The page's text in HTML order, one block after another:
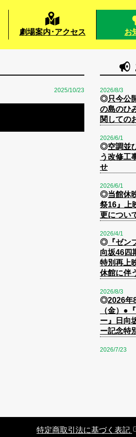
劇場案内･アクセス お
2025/10/23 2026/8/3
◎只今公
の島のひ
関しての
2026/6/1
◎空調並
う改修工
せ
2026/6/1
◎当館休
祭16』上
更につい
2026/4/1
◎ 『ゼン
向坂46四
特別再上
休館に伴
2026/8/3
◎2026年
（金）●
ー』日向
ー記念特
2026/7/23
トカード
変更のお
特定商取引法に基づく表記